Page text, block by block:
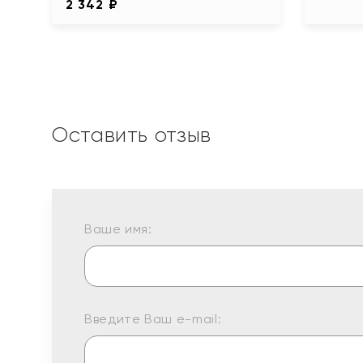
2 342 ₽
Оставить отзыв
Ваше имя:
Введите Ваш e-mail: